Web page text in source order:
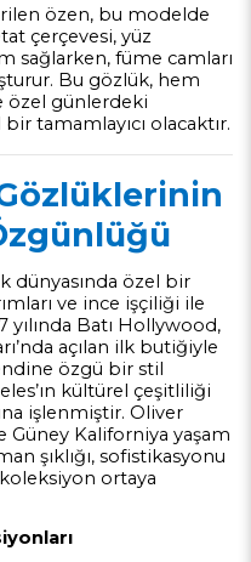
özen, bu modelde
çerçevesi, yüz
sağlarken, füme camları
Bu gözlük, hem
özel günlerdeki
tamamlayıcı olacaktır.
dünyasında özel bir
ve ince işçiliği ile
Batı Hollywood,
açılan ilk butiğiyle
özgü bir stil
kültürel çeşitliliği
işlenmiştir. Oliver
Güney Kaliforniya yaşam
şıklığı, sofistikasyonu
ortaya